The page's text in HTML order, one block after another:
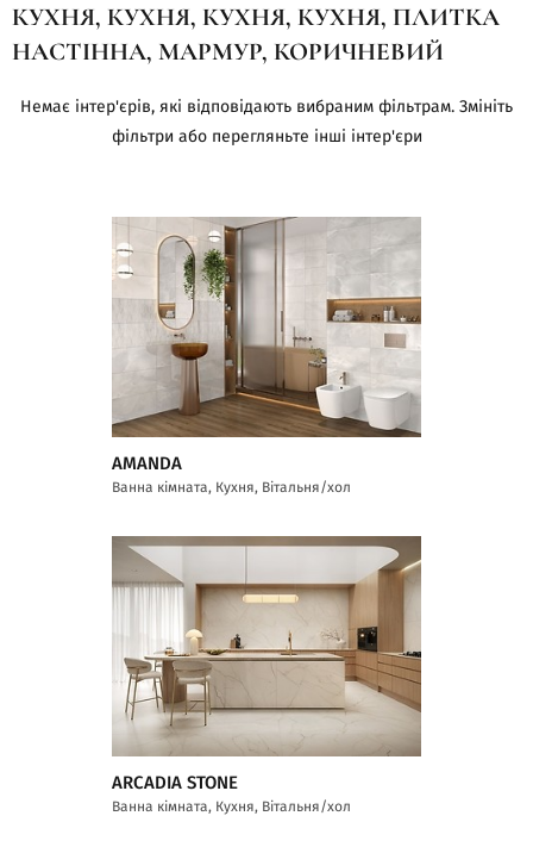
КУХНЯ, КУХНЯ, КУХНЯ, КУХНЯ, ПЛИТКА
НАСТІННА, МАРМУР, КОРИЧНЕВИЙ
Немає інтер'єрів, які відповідають вибраним фільтрам. Змініть
фільтри або перегляньте інші інтер'єри
AMANDA
Ванна кімната, Кухня, Вітальня/хол
ARCADIA STONE
Ванна кімната, Кухня, Вітальня/хол